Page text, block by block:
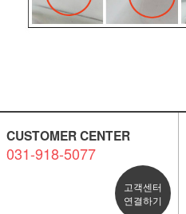
CUSTOMER CENTER
031-918-5077
고객센터
연결하기